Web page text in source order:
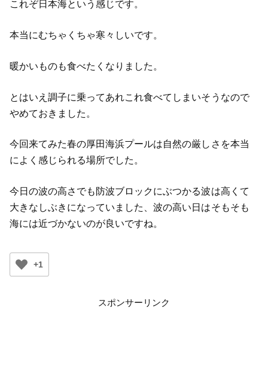
これぞ日本海という感じです。
本当にむちゃくちゃ寒々しいです。
暖かいものも食べたくなりました。
とはいえ調子に乗ってあれこれ食べてしまいそうなので
やめておきました。
今回来てみた春の厚田海浜プールは自然の厳しさを本当
によく感じられる場所でした。
今日の波の高さでも防波ブロックにぶつかる波は高くて
大きなしぶきになっていました、波の高い日はそもそも
海には近づかないのが良いですね。
+1
スポンサーリンク